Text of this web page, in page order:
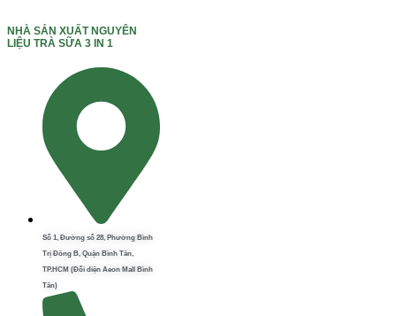
NHÀ SẢN XUẤT NGUYÊN
LIỆU TRÀ SỮA 3 IN 1
Số 1, Đường số 28, Phường Bình
Trị Đông B, Quận Bình Tân,
TP.HCM (Đối diện Aeon Mall Bình
Tân)